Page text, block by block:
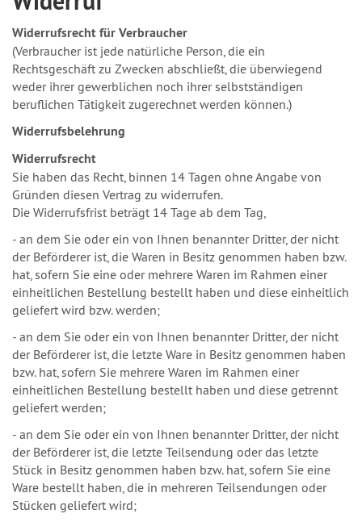
Widerrufsrecht für Verbraucher
(Verbraucher ist jede natürliche Person, die ein
Rechtsgeschäft zu Zwecken abschließt, die überwiegend
weder ihrer gewerblichen noch ihrer selbstständigen
beruflichen Tätigkeit zugerechnet werden können.)
Widerrufsbelehrung
Widerrufsrecht
Sie haben das Recht, binnen 14 Tagen ohne Angabe von
Gründen diesen Vertrag zu widerrufen.
Die Widerrufsfrist beträgt 14 Tage ab dem Tag,
- an dem Sie oder ein von Ihnen benannter Dritter, der nicht
der Beförderer ist, die Waren in Besitz genommen haben bzw.
hat, sofern Sie eine oder mehrere Waren im Rahmen einer
einheitlichen Bestellung bestellt haben und diese einheitlich
geliefert wird bzw. werden;
- an dem Sie oder ein von Ihnen benannter Dritter, der nicht
der Beförderer ist, die letzte Ware in Besitz genommen haben
bzw. hat, sofern Sie mehrere Waren im Rahmen einer
einheitlichen Bestellung bestellt haben und diese getrennt
geliefert werden;
- an dem Sie oder ein von Ihnen benannter Dritter, der nicht
der Beförderer ist, die letzte Teilsendung oder das letzte
Stück in Besitz genommen haben bzw. hat, sofern Sie eine
Ware bestellt haben, die in mehreren Teilsendungen oder
Stücken geliefert wird;